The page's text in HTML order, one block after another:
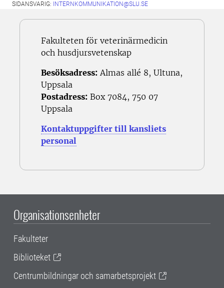
SIDANSVARIG: INTERNKOMMUNIKATION@SLU.SE
Fakulteten för veterinärmedicin
och husdjursvetenskap
Besöksadress: Almas allé 8, Ultuna,
Uppsala
Postadress: Box 7084, 750 07
Uppsala
Kontaktuppgifter till kansliets
personal
Organisationsenheter
Fakulteter
Biblioteket
Centrumbildningar och samarbetsprojekt